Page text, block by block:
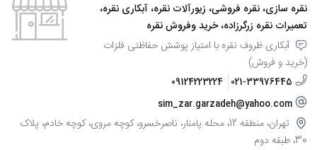
نقره سازی، نقره فروشی، زیورآلات نقره، آبکاری نقره،
تعمیرات نقره زرگرزاده، خرید وفروش نقره
آبکاری ظروف نقره با امتیاز پوشش حفاظتی فلزات
(خرید و فروش)
021-33976445
09124223224
sim_zar.garzadeh@yahoo.com
تهران، منطقه 12، محله پامنار، ناصرخسرو، کوچه مروی، کوچه خادم، پلاک
30، طبقه دوم